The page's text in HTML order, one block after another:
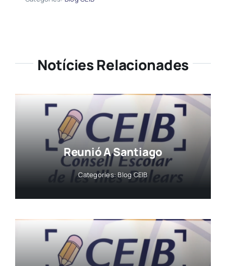
Notícies Relacionades
Reunió A Santiago
Categories:Blog CEIB